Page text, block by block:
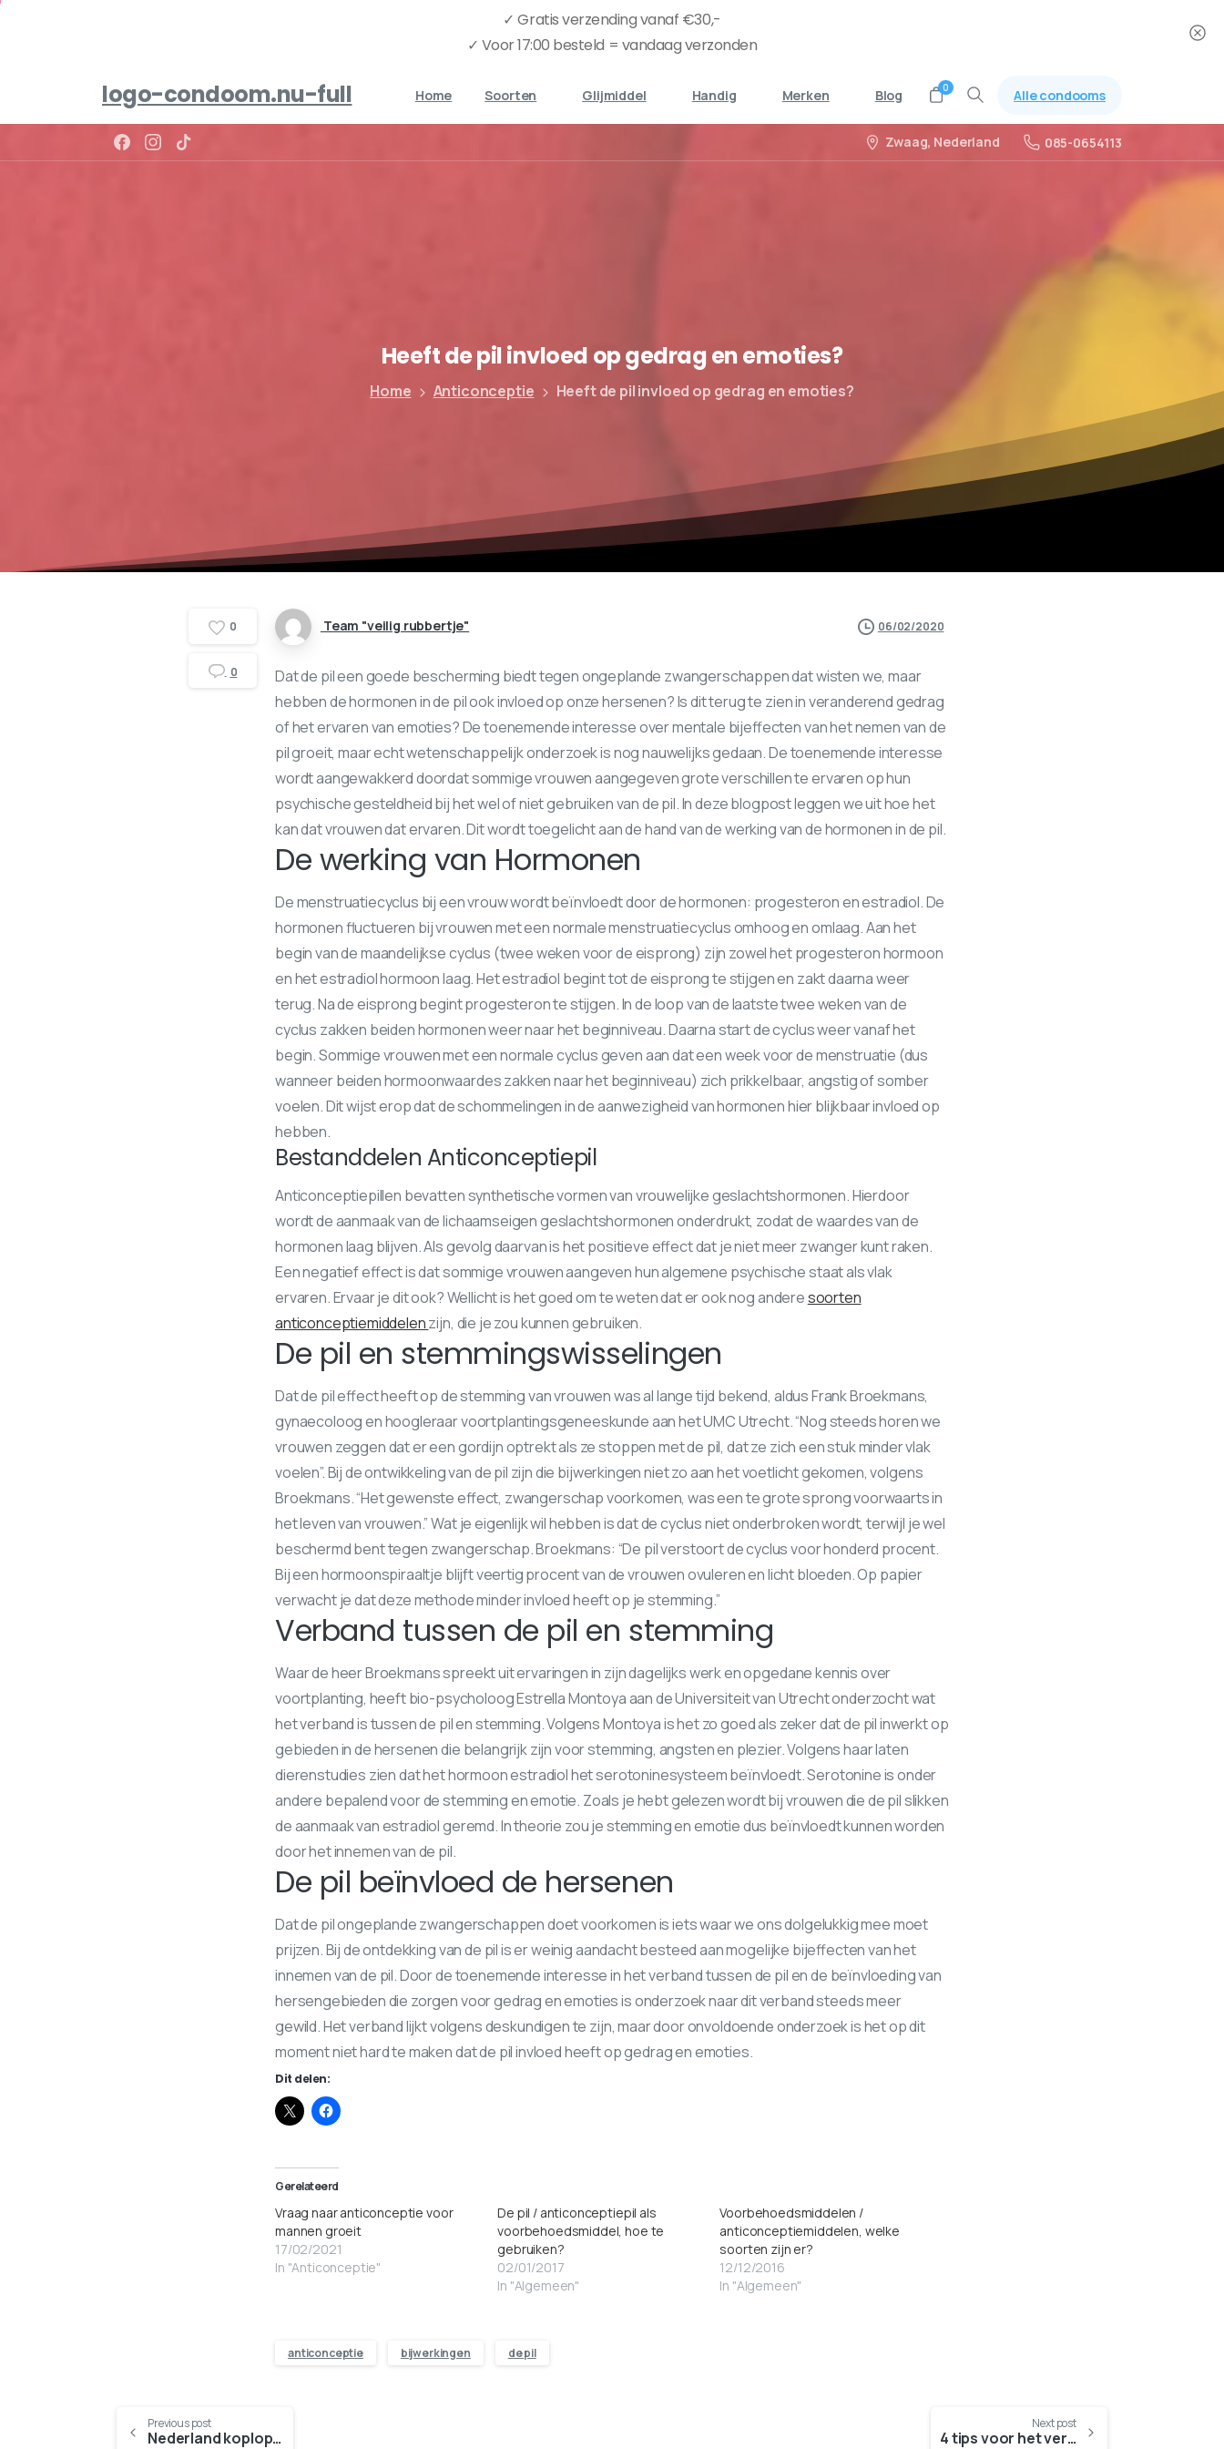
✓ Gratis verzending vanaf €30,-
✓ Voor 17:00 besteld = vandaag verzonden
logo-condoom.nu-full Home Soorten Glijmiddel Handig Merken Blog 0 Alle condooms
Zwaag, Nederland 085-0654113
Heeftdepilinvloed opgedragenemoties?
Home Anticonceptie Heeft de pil invloed op gedrag en emoties?
0
0
Team "veilig rubbertje" 06/02/2020
Dat de pil een goede bescherming biedt tegen ongeplande zwangerschappen dat wisten we, maar
hebben de hormonen in de pil ook invloed op onze hersenen? Is dit terug te zien in veranderend gedrag
of het ervaren van emoties? De toenemende interesse over mentale bijeffecten van het nemen van de
pil groeit, maar echt wetenschappelijk onderzoek is nog nauwelijks gedaan. De toenemende interesse
wordt aangewakkerd doordat sommige vrouwen aangegeven grote verschillen te ervaren op hun
psychische gesteldheid bij het wel of niet gebruiken van de pil. In deze blogpost leggen we uit hoe het
kan dat vrouwen dat ervaren. Dit wordt toegelicht aan de hand van de werking van de hormonen in de pil.
De werking van Hormonen
De menstruatiecyclus bij een vrouw wordt beïnvloedt door de hormonen: progesteron en estradiol. De
hormonen fluctueren bij vrouwen met een normale menstruatiecyclus omhoog en omlaag. Aan het
begin van de maandelijkse cyclus (twee weken voor de eisprong) zijn zowel het progesteron hormoon
en het estradiol hormoon laag. Het estradiol begint tot de eisprong te stijgen en zakt daarna weer
terug. Na de eisprong begint progesteron te stijgen. In de loop van de laatste twee weken van de
cyclus zakken beiden hormonen weer naar het beginniveau. Daarna start de cyclus weer vanaf het
begin. Sommige vrouwen met een normale cyclus geven aan dat een week voor de menstruatie (dus
wanneer beiden hormoonwaardes zakken naar het beginniveau) zich prikkelbaar, angstig of somber
voelen. Dit wijst erop dat de schommelingen in de aanwezigheid van hormonen hier blijkbaar invloed op
hebben.
Bestanddelen Anticonceptiepil
Anticonceptiepillen bevatten synthetische vormen van vrouwelijke geslachtshormonen. Hierdoor
wordt de aanmaak van de lichaamseigen geslachtshormonen onderdrukt, zodat de waardes van de
hormonen laag blijven. Als gevolg daarvan is het positieve effect dat je niet meer zwanger kunt raken.
Een negatief effect is dat sommige vrouwen aangeven hun algemene psychische staat als vlak
ervaren. Ervaar je dit ook? Wellicht is het goed om te weten dat er ook nog anderesoorten
anticonceptiemiddelenzijn, die je zou kunnen gebruiken.
De pil en stemmingswisselingen
Dat de pil effect heeft op de stemming van vrouwen was al lange tijd bekend, aldus Frank Broekmans,
gynaecoloog en hoogleraar voortplantingsgeneeskunde aan het UMC Utrecht. “Nog steeds horen we
vrouwen zeggen dat er een gordijn optrekt als ze stoppen met de pil, dat ze zich een stuk minder vlak
voelen”. Bij de ontwikkeling van de pil zijn die bijwerkingen niet zo aan het voetlicht gekomen, volgens
Broekmans. “Het gewenste effect, zwangerschap voorkomen, was een te grote sprong voorwaarts in
het leven van vrouwen.” Wat je eigenlijk wil hebben is dat de cyclus niet onderbroken wordt, terwijl je wel
beschermd bent tegen zwangerschap. Broekmans: “De pil verstoort de cyclus voor honderd procent.
Bij een hormoonspiraaltje blijft veertig procent van de vrouwen ovuleren en licht bloeden. Op papier
verwacht je dat deze methode minder invloed heeft op je stemming.”
Verband tussen de pil en stemming
Waar de heer Broekmans spreekt uit ervaringen in zijn dagelijks werk en opgedane kennis over
voortplanting, heeft bio-psycholoog Estrella Montoya aan de Universiteit van Utrecht onderzocht wat
het verband is tussen de pil en stemming. Volgens Montoya is het zo goed als zeker dat de pil inwerkt op
gebieden in de hersenen die belangrijk zijn voor stemming, angsten en plezier. Volgens haar laten
dierenstudies zien dat het hormoon estradiol het serotoninesysteem beïnvloedt. Serotonine is onder
andere bepalend voor de stemming en emotie. Zoals je hebt gelezen wordt bij vrouwen die de pil slikken
de aanmaak van estradiol geremd. In theorie zou je stemming en emotie dus beïnvloedt kunnen worden
door het innemen van de pil.
De pil beïnvloed de hersenen
Dat de pil ongeplande zwangerschappen doet voorkomen is iets waar we ons dolgelukkig mee moet
prijzen. Bij de ontdekking van de pil is er weinig aandacht besteed aan mogelijke bijeffecten van het
innemen van de pil. Door de toenemende interesse in het verband tussen de pil en de beïnvloeding van
hersengebieden die zorgen voor gedrag en emoties is onderzoek naar dit verband steeds meer
gewild. Het verband lijkt volgens deskundigen te zijn, maar door onvoldoende onderzoek is het op dit
moment niet hard te maken dat de pil invloed heeft op gedrag en emoties.
Dit delen:
Gerelateerd
Vraag naar anticonceptie voor
mannen groeit
17/02/2021
In "Anticonceptie"
De pil / anticonceptiepil als
voorbehoedsmiddel, hoe te
gebruiken?
02/01/2017
In "Algemeen"
Voorbehoedsmiddelen /
anticonceptiemiddelen, welke
soorten zijn er?
12/12/2016
In "Algemeen"
anticonceptie bijwerkingen de pil
Previous post
Nederland koploper in strijd tegen HIV
Next post
4 tips voor het verbeteren van je seksleven